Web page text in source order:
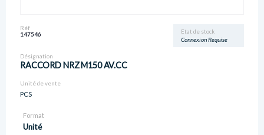
Etat de stock
Connexion Requise
Réf
147546
Désignation
RACCORD NRZ M150 AV.CC
Unité de vente
PCS
Format
Unité